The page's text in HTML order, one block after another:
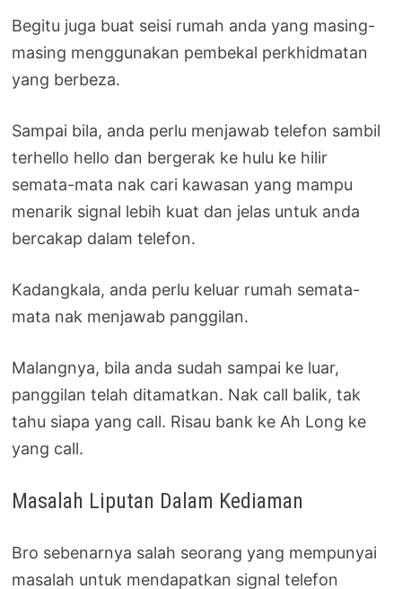
Begitu juga buat seisi rumah anda yang masing-
masing menggunakan pembekal perkhidmatan
yang berbeza.
Sampai bila, anda perlu menjawab telefon sambil
terhello hello dan bergerak ke hulu ke hilir
semata-mata nak cari kawasan yang mampu
menarik signal lebih kuat dan jelas untuk anda
bercakap dalam telefon.
Kadangkala, anda perlu keluar rumah semata-
mata nak menjawab panggilan.
Malangnya, bila anda sudah sampai ke luar,
panggilan telah ditamatkan. Nak call balik, tak
tahu siapa yang call. Risau bank ke Ah Long ke
yang call.
Masalah Liputan Dalam Kediaman
Bro sebenarnya salah seorang yang mempunyai
masalah untuk mendapatkan signal telefon